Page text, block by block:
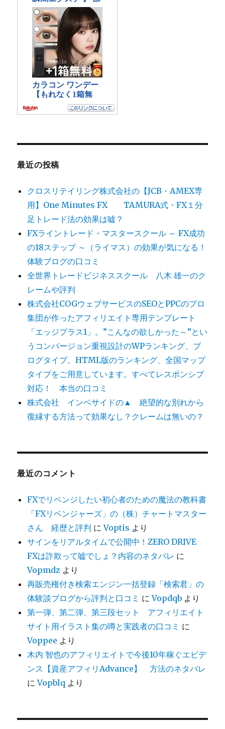
最近の投稿
クロスリテイリング株式会社の【JCB・AMEX専
用】One Minutes FX TAMURA式・FX１分
足トレード法の効果は嘘？
FXライントレード・マスタースクール ～ FX成功
の18ステップ ～（ライマス）の効果が気になる！
体験ブログの口コミ
全世界トレードビジネススクール 八木 雄一のク
レームや評判
株式会社COGウェブサービスのSEOとPPCのプロ
集団が作ったアフィリエイト専用テンプレート
「エッジプラス1」。”こんなの欲しかった～”とい
うコンバージョン重視設計のWPランキング、ブ
ログタイプ。HTML版のランキング、全国マップ
タイプをご用意しています。すべてレスポンシブ
対応！ 本当の口コミ
株式会社 インベサイドの▲ 絶望的な別れから
復縁する方法って効果なし？クレームは無いの？
最近のコメント
FXでリベンジしたい初心者のための魔法の教科書
「FXリベンジャーズ」の（株）チャートマスター
さん 経歴と評判 にVoptis より
サインをリアルタイムで公開中！ZERO DRIVE
FXは詐欺って嘘でしょ？内容のネタバレ に
Vopmdz より
再販売権付き検索エンジン一括登録「検索君」の
体験談ブログから評判と口コミ にVopdqb より
第一弾、第二弾、第三段セット アフィリエイト
サイト用イラスト集の噂と実践者の口コミ に
Voppee より
木内 智也のアフィリエイトで今後10年稼ぐエビデ
ンス【資産アフィリAdvance】 方法のネタバレ
にVopblq より